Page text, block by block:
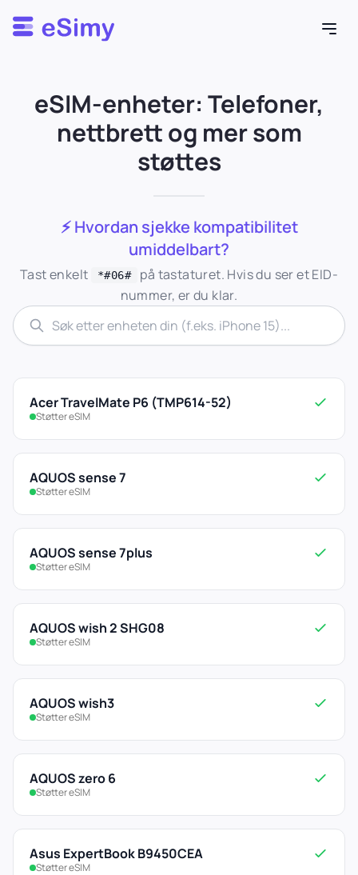
Esimy
eSIM-enheter: Telefoner,
nettbrett og mer som
støttes
⚡ Hvordan sjekke kompatibilitet
umiddelbart?
Tast enkelt *#06#
på tastaturet. Hvis du ser et EID-
nummer, er du klar.
Kompatible Enheter
Acer TravelMate P6 (TMP614-52)
Støtter eSIM
AQUOS sense 7
Støtter eSIM
AQUOS sense 7plus
Støtter eSIM
AQUOS wish 2 SHG08
Støtter eSIM
AQUOS wish3
Støtter eSIM
AQUOS zero 6
Støtter eSIM
Asus ExpertBook B9450CEA
Støtter eSIM